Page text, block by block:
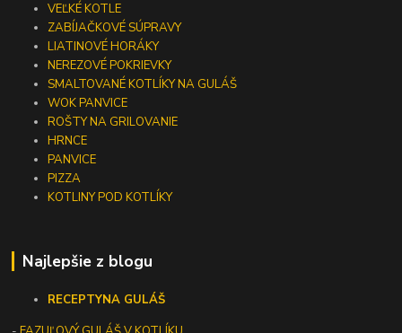
VEĽKÉ KOTLE
ZABÍJAČKOVÉ SÚPRAVY
LIATINOVÉ HORÁKY
NEREZOVÉ POKRIEVKY
SMALTOVANÉ KOTLÍKY NA GULÁŠ
WOK PANVICE
ROŠTY NA GRILOVANIE
HRNCE
PANVICE
PIZZA
KOTLINY POD KOTLÍKY
Najlepšie z blogu
RECEPTYNA GULÁŠ